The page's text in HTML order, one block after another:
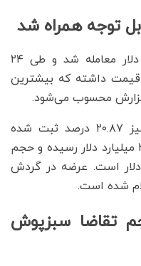
توجه همراه شد
بیت کوین کش با قیمت ۲۴۲.۲۱ دلار معامله شد و طی ۲۴
افزایش قیمت داشته که بیشترین
گزارش محسوب می‌شود.
بازدهی هفتگی بیت کوین کش نیز ۲۰.۸۷ درصد ثبت شده
است. ارزش بازار این رمزارز به ۴.۸۵ میلیارد دلار رسیده و حجم
آن ۱۴۸.۰۹ میلیون دلار است. عرضه در گردش
تقاضا سبزپوش